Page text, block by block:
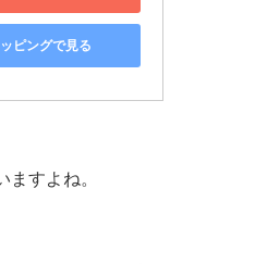
ピングで見る
ますよね。